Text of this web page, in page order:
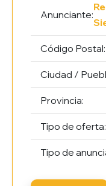
Anunciante:
Código Postal:
Ciudad /
Provincia:
Tipo de oferta:
Tipo de